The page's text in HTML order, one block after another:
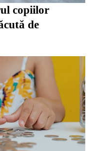
copiilor
de